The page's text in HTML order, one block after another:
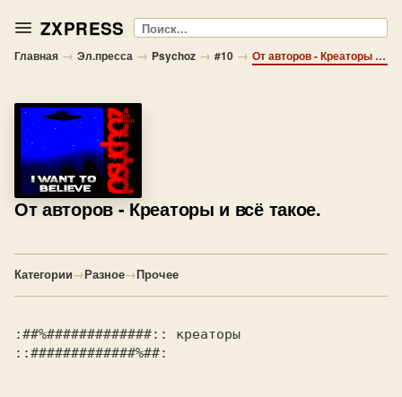
ZXPRESS Поиск
Главная → Эл.пресса → Psychoz → #10 → От авторов - Креаторы и всё такое.
От авторов- Креаторы и всё такое.
Категории→Разное→Прочее
:##%#############:: креаторы